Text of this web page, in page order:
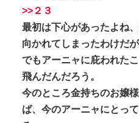
>>２３
最初は下心があったよね
向かれてしまったわけだが
でもアーニャに庇われた
飛んだんだろう。
今のところ金持ちのお嬢
ば、今のアーニャにとっ